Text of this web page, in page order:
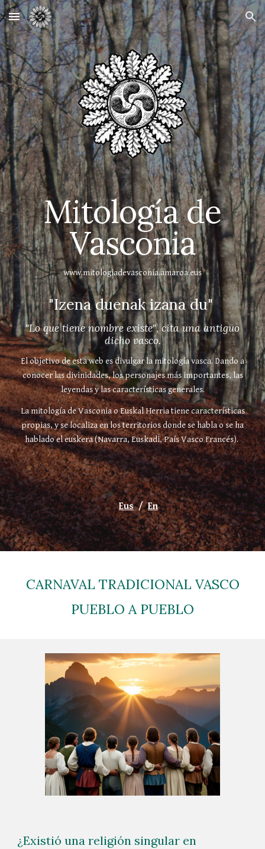
Skip to main content Skip to navigation
Mitología de
Vasconia
www.mitologiadevasconia.amaroa.eus
"Izena duenak izana du"
"Lo que tiene nombre existe", cita una antiguo
dicho vasco.
El objetivo de esta web es divulgar la mitología vasca. Dando a
conocer las divinidades, los personajes más importantes, las
leyendas y las características generales.
La mitología de Vasconia o Euskal Herria tiene características
propias, y se localiza en los territorios donde se habla o se ha
hablado el euskera (Navarra, Euskadi, País Vasco Francés).
Eus/En
CARNAVAL TRADICIONAL VASCO
PUEBLO A PUEBLO
¿Existió una religión singular en